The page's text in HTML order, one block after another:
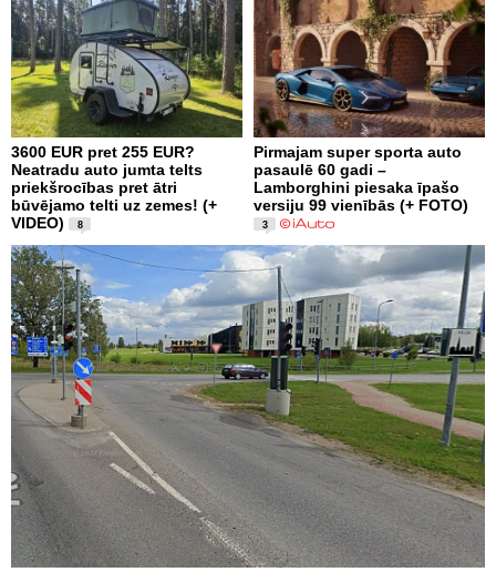
3600 EUR pret 255 EUR?
Neatradu auto jumta telts
priekšrocības pret ātri
būvējamo telti uz zemes! (+
VIDEO)
8
Pirmajam super sporta auto
pasaulē 60 gadi –
Lamborghini piesaka īpašo
versiju 99 vienībās (+ FOTO)
3